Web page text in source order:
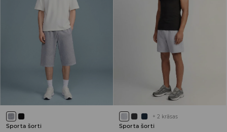
Sporta šorti
+ 2 krāsas
Sporta šorti